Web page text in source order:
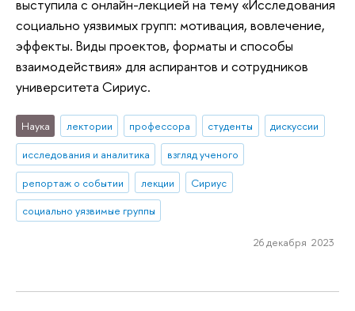
выступила с онлайн-лекцией на тему «Исследования
социально уязвимых групп: мотивация, вовлечение,
эффекты. Виды проектов, форматы и способы
взаимодействия» для аспирантов и сотрудников
университета Сириус.
Наука лектории профессора студенты
дискуссии
исследования и аналитика
взгляд ученого
репортаж о событии
лекции
Сириус
социально уязвимые группы
26 декабря 2023